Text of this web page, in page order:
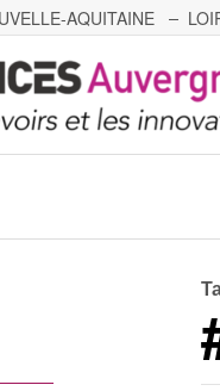
AQUITAINE
BOURGOGNE-